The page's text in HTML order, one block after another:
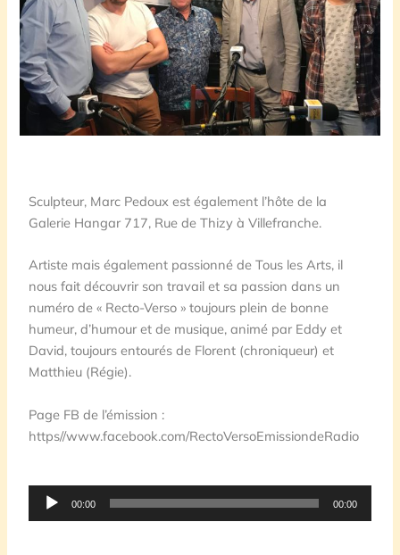
Sculpteur, Marc Pedoux est également l’hôte de la
Galerie Hangar 717, Rue de Thizy à Villefranche.
Artiste mais également passionné de Tous les Arts, il
nous fait découvrir son travail et sa passion dans un
numéro de « Recto-Verso » toujours plein de bonne
humeur, d’humour et de musique, animé par Eddy et
David, toujours entourés de Florent (chroniqueur) et
Matthieu (Régie).
Page FB de l’émission :
https//www.facebook.com/RectoVersoEmissiondeRadio
Lecteur
00:00 00:00